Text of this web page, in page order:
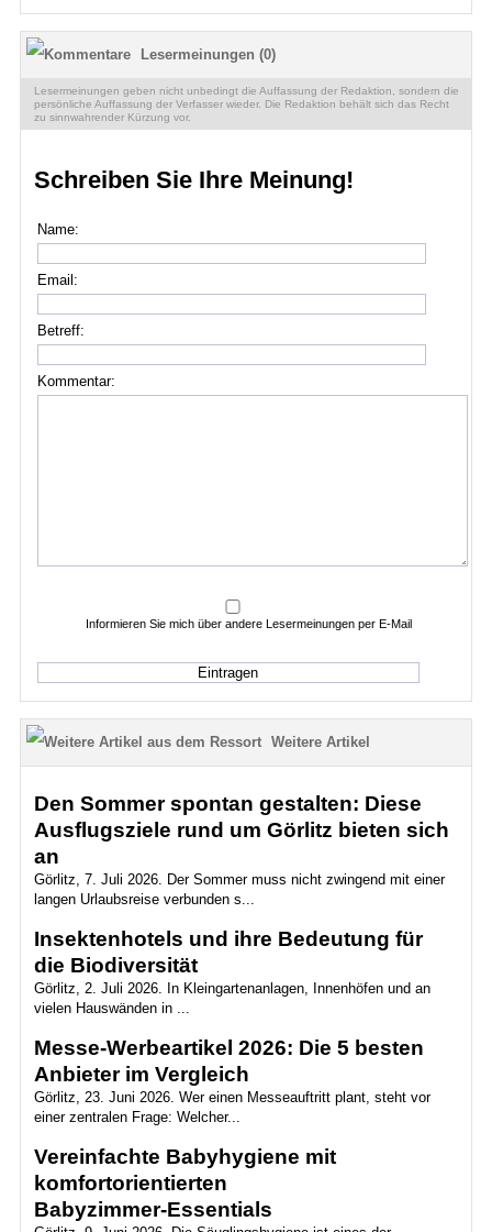
Lesermeinungen (0)
Lesermeinungen geben nicht unbedingt die Auffassung der Redaktion, sondern die
persönliche Auffassung der Verfasser wieder. Die Redaktion behält sich das Recht
zu sinnwahrender Kürzung vor.
Schreiben Sie Ihre Meinung!
Name:
Email:
Betreff:
Kommentar:
Informieren Sie mich über andere Lesermeinungen per E-Mail
Weitere Artikel
Den Sommer spontan gestalten: Diese
Ausflugsziele rund um Görlitz bieten sich
an
Görlitz, 7. Juli 2026. Der Sommer muss nicht zwingend mit einer
langen Urlaubsreise verbunden s...
Insektenhotels und ihre Bedeutung für
die Biodiversität
Görlitz, 2. Juli 2026. In Kleingartenanlagen, Innenhöfen und an
vielen Hauswänden in ...
Messe-Werbeartikel 2026: Die 5 besten
Anbieter im Vergleich
Görlitz, 23. Juni 2026. Wer einen Messeauftritt plant, steht vor
einer zentralen Frage: Welcher...
Vereinfachte Babyhygiene mit
komfortorientierten
Babyzimmer‑Essentials